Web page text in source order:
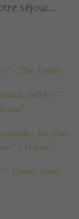
séjour...
- The Times
2024 » –
les plus
- Vogue
-Condé Nast